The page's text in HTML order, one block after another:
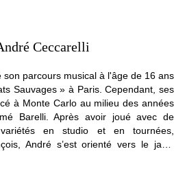
Ceccarelli
son parcours musical à l'âge de 16 ans
Sauvages » à Paris. Cependant, ses
à Monte Carlo au milieu des années
Barelli. Après avoir joué avec de
en studio et en tournées,
André s’est orienté vers le jazz.
voulu s'initier à ce style de